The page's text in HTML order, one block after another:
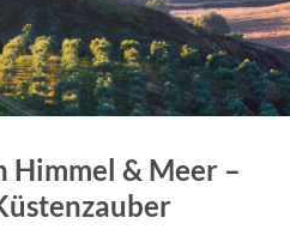
Himmel & Meer –